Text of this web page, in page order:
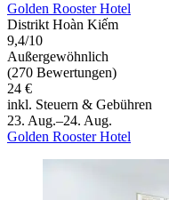
Golden Rooster Hotel
Distrikt Hoàn Kiếm
9,4/10
Außergewöhnlich
(270 Bewertungen)
24 €
inkl. Steuern & Gebühren
23. Aug.–24. Aug.
Golden Rooster Hotel